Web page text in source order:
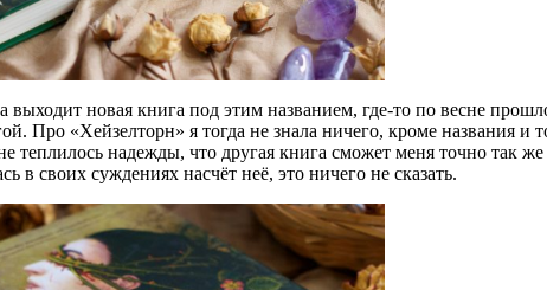
выходит новая книга под этим названием, где-то по весне
Про «Хейзелторн» я тогда не знала ничего, кроме названия
теплилось надежды, что другая книга сможет меня точно так
в своих суждениях насчёт неё, это ничего не сказать.